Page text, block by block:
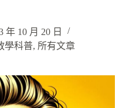
年 10 月 20 日
學科普, 所有文章